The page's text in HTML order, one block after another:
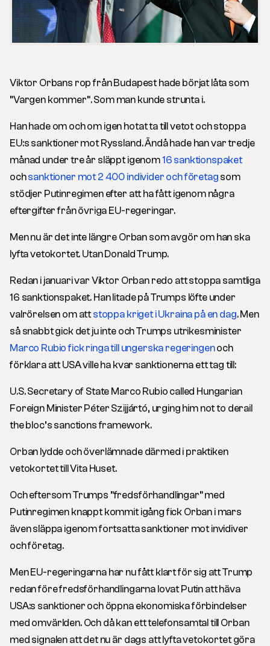
Viktor Orbans rop från Budapest hade börjat låta som
”Vargen kommer”. Som man kunde strunta i.
Han hade om och om igen hotat ta till vetot och stoppa
EU:s sanktioner mot Ryssland. Ändå hade han var tredje
månad under tre år släppt igenom16 sanktionspaket
ochsanktioner mot 2 400 individer och företag som
stödjer Putinregimen efter att ha fått igenom några
eftergifter från övriga EU-regeringar.
Men nu är det inte längre Orban som avgör om han ska
lyfta vetokortet. Utan Donald Trump.
Redan i januari var Viktor Orban redo att stoppa samtliga
16 sanktionspaket. Han litade på Trumps löfte under
valrörelsen om attstoppa kriget i Ukraina på en dag. Men
så snabbt gick det ju inte och Trumps utrikesminister
Marco Rubio fick ringa till ungerska regeringenoch
förklara att USA ville ha kvar sanktionerna ett tag till:
U.S. Secretary of State Marco Rubio called Hungarian
Foreign Minister Péter Szijjártó, urging him not to derail
the bloc’s sanctions framework.
Orban lydde och överlämnade därmed i praktiken
vetokortet till Vita Huset.
Och eftersom Trumps ”fredsförhandlingar” med
Putinregimen knappt kommit igång fick Orban i mars
även släppa igenom fortsatta sanktioner mot invidiver
och företag.
Men EU-regeringarna har nu fått klart för sig att Trump
redan före fredsförhandlingarna lovat Putin att häva
USA:s sanktioner och öppna ekonomiska förbindelser
med omvärlden. Och då kan ett telefonsamtal till Orban
med signalen att det nu är dags att lyfta vetokortet göra